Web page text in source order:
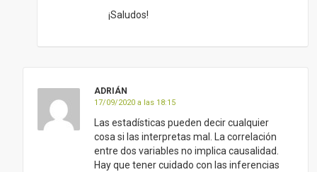
¡Saludos!
ADRIÁN
17/09/2020 a las 18:15
Las estadísticas pueden decir cualquier
cosa si las interpretas mal. La correlación
entre dos variables no implica causalidad.
Hay que tener cuidado con las inferencias